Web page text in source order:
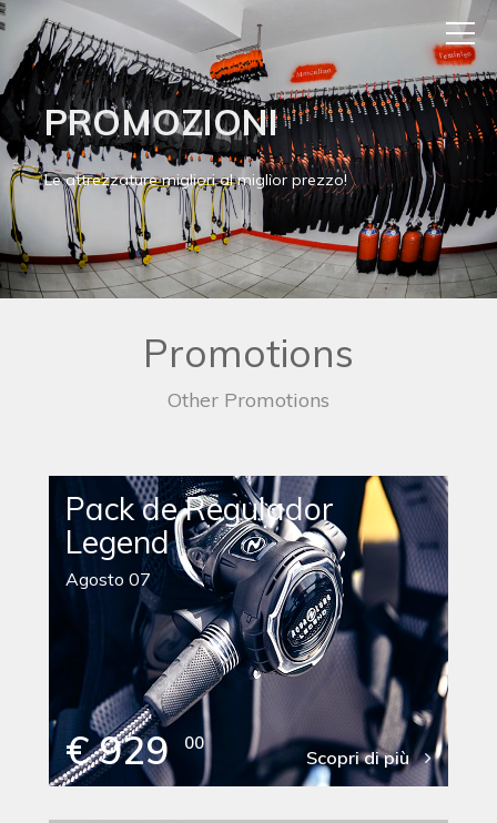
PROMOZIONI
Le attrezzature migliori al miglior prezzo!
Promotions
Other Promotions
Pack de Regulador
Legend
Agosto 07
€ 929 00
Scopri di più